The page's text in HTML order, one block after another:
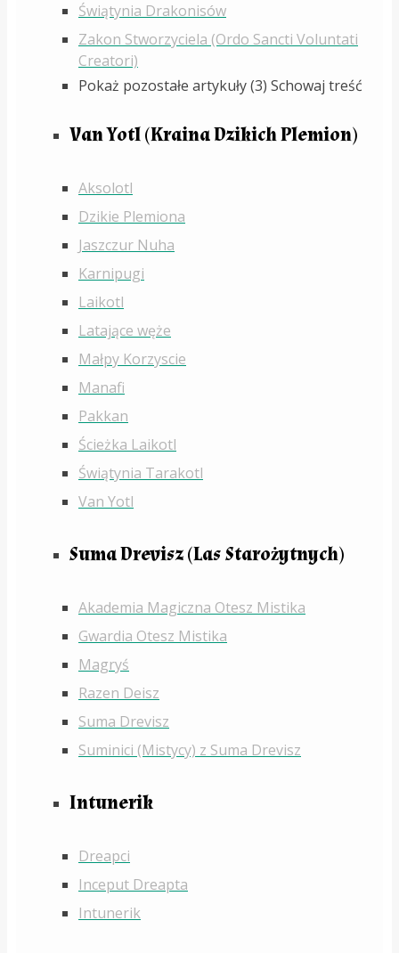
Świątynia Drakonisów
Zakon Stworzyciela (Ordo Sancti Voluntati
Creatori)
Pokaż pozostałe artykuły (3) Schowaj treść
Van Yotl (Kraina Dzikich Plemion)
Aksolotl
Dzikie Plemiona
Jaszczur Nuha
Karnipugi
Laikotl
Latające węże
Małpy Korzyscie
Manafi
Pakkan
Ścieżka Laikotl
Świątynia Tarakotl
Van Yotl
Suma Drevisz (Las Starożytnych)
Akademia Magiczna Otesz Mistika
Gwardia Otesz Mistika
Magryś
Razen Deisz
Suma Drevisz
Suminici (Mistycy) z Suma Drevisz
Intunerik
Dreapci
Inceput Dreapta
Intunerik